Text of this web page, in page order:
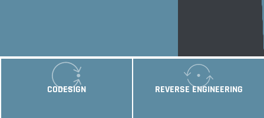
CODESIGN REVERSE ENGINEERING